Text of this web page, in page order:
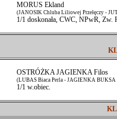
MORUS Ekland
(JANOSIK Chluba Liliowej Przełęczy -
1/1 doskonała, CWC, NPwR, Zw.
OSTRÓŻKA JAGIENKA Filos
(LUBAS Biaca Perla - JAGIENKA BUKSA
1/1 w.obiec.